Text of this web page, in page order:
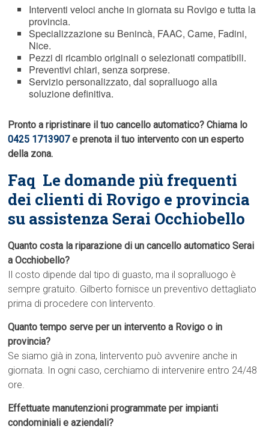
Interventi veloci anche in giornata su Rovigo e tutta la
provincia.
Specializzazione su Benincà, FAAC, Came, Fadini,
Nice.
Pezzi di ricambio originali o selezionati compatibili.
Preventivi chiari, senza sorprese.
Servizio personalizzato, dal sopralluogo alla
soluzione definitiva.
Pronto a ripristinare il tuo cancello automatico? Chiama lo
0425 1713907e prenota il tuo intervento con un esperto
della zona.
Faq  Le domande più frequenti
dei clienti di Rovigo e provincia
su assistenza Serai Occhiobello
Quanto costa la riparazione di un cancello automatico Serai
a Occhiobello?
Il costo dipende dal tipo di guasto, ma il sopralluogo è
sempre gratuito. Gilberto fornisce un preventivo dettagliato
prima di procedere con lintervento.
Quanto tempo serve per un intervento a Rovigo o in
provincia?
Se siamo già in zona, lintervento può avvenire anche in
giornata. In ogni caso, cerchiamo di intervenire entro 24/48
ore.
Effettuate manutenzioni programmate per impianti
condominiali e aziendali?